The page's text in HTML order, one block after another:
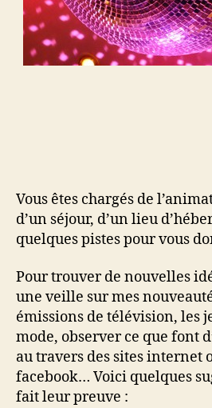
Vous êtes chargés de
d’un séjour, d’un lieu
quelques pistes pour vous
Pour trouver de nouvelles
une veille sur mes
émissions de télévision, les
mode, observer ce que font
au travers des sites internet
facebook… Voici quelques
fait leur preuve :